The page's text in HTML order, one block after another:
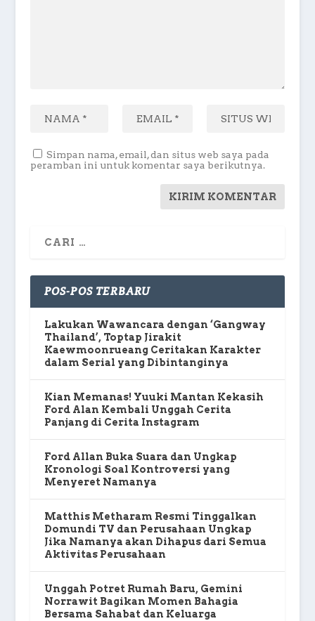
Simpan nama, email, dan situs web saya pada
peramban ini untuk komentar saya berikutnya.
POS-POS TERBARU
Lakukan Wawancara dengan ‘Gangway
Thailand’, Toptap Jirakit
Kaewmoonrueang Ceritakan Karakter
dalam Serial yang Dibintanginya
Kian Memanas! Yuuki Mantan Kekasih
Ford Alan Kembali Unggah Cerita
Panjang di Cerita Instagram
Ford Allan Buka Suara dan Ungkap
Kronologi Soal Kontroversi yang
Menyeret Namanya
Matthis Metharam Resmi Tinggalkan
Domundi TV dan Perusahaan Ungkap
Jika Namanya akan Dihapus dari Semua
Aktivitas Perusahaan
Unggah Potret Rumah Baru, Gemini
Norrawit Bagikan Momen Bahagia
Bersama Sahabat dan Keluarga